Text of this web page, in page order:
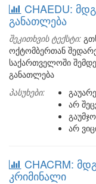
CHAEDU:
განათლება
შეკითხვის ტექსტი:
ოქტომბერთან
საქართველოში
განათლება
პასუხები:
არ
არ
CHACRM:
კრიმინალი